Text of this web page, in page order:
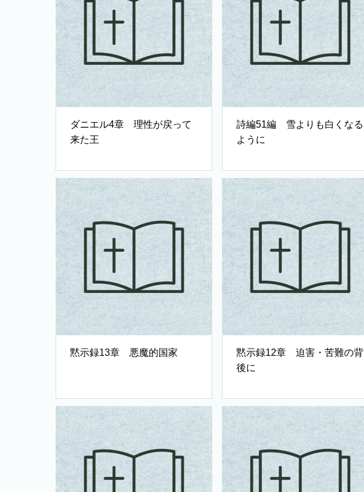
ダニエル4章 理性が戻って
来た王
詩編51編 雪よりも白くなる
ように
黙示録13章 悪魔的国家
黙示録12章 迫害・苦難の背
後に